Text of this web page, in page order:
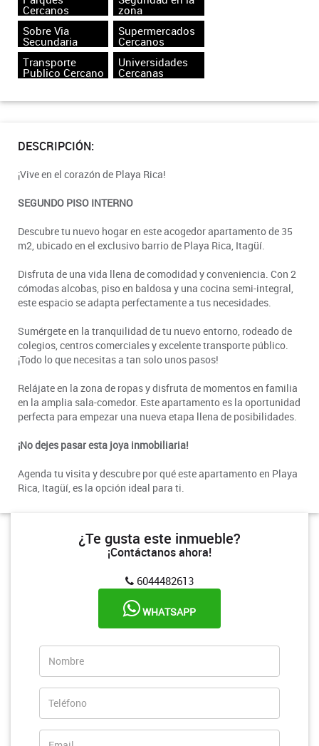
Cercanos
zona
Sobre Via
Secundaria
Supermercados
Cercanos
Transporte
Publico Cercano
Universidades
Cercanas
DESCRIPCIÓN:
¡Vive en el corazón de Playa Rica!
SEGUNDO PISO INTERNO
Descubre tu nuevo hogar en este acogedor apartamento de 35
m2, ubicado en el exclusivo barrio de Playa Rica, Itagüí.
Disfruta de una vida llena de comodidad y conveniencia. Con 2
cómodas alcobas, piso en baldosa y una cocina semi-integral,
este espacio se adapta perfectamente a tus necesidades.
Sumérgete en la tranquilidad de tu nuevo entorno, rodeado de
colegios, centros comerciales y excelente transporte público.
¡Todo lo que necesitas a tan solo unos pasos!
Relájate en la zona de ropas y disfruta de momentos en familia
en la amplia sala-comedor. Este apartamento es la oportunidad
perfecta para empezar una nueva etapa llena de posibilidades.
¡No dejes pasar esta joya inmobiliaria!
Agenda tu visita y descubre por qué este apartamento en Playa
Rica, Itagüí, es la opción ideal para ti.
¿Te gusta este inmueble?
¡Contáctanos ahora!
6044482613
WHATSAPP